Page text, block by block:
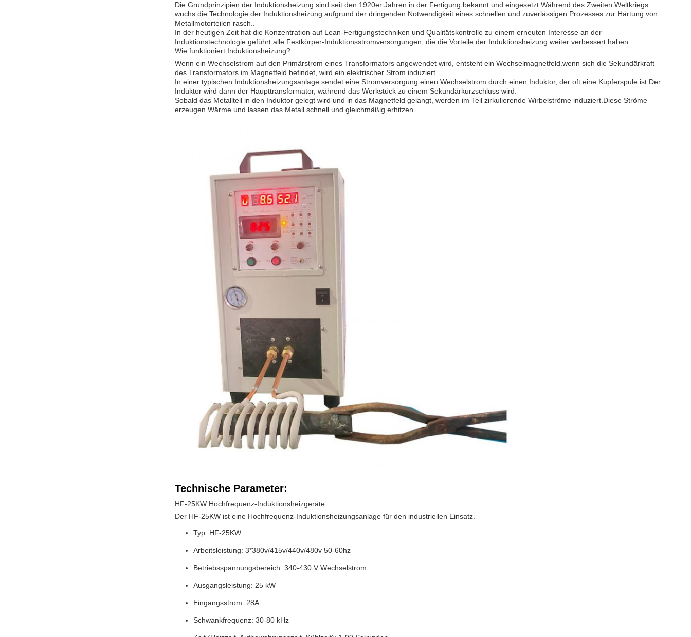
Die Grundprinzipien der Induktionsheizung sind seit den 1920er Jahren in der Fertigung bekannt und eingesetzt.Während des Zweiten Weltkriegs
wuchs die Technologie der Induktionsheizung aufgrund der dringenden Notwendigkeit eines schnellen und zuverlässigen Prozesses zur Härtung von
Metallmotorteilen rasch..
In der heutigen Zeit hat die Konzentration auf Lean-Fertigungstechniken und Qualitätskontrolle zu einem erneuten Interesse an der
Induktionstechnologie geführt.alle Festkörper-Induktionsstromversorgungen, die die Vorteile der Induktionsheizung weiter verbessert haben.
Wie funktioniert Induktionsheizung?
Wenn ein Wechselstrom auf den Primärstrom eines Transformators angewendet wird, entsteht ein Wechselmagnetfeld.wenn sich die Sekundärkraft
des Transformators im Magnetfeld befindet, wird ein elektrischer Strom induziert.
In einer typischen Induktionsheizungsanlage sendet eine Stromversorgung einen Wechselstrom durch einen Induktor, der oft eine Kupferspule ist.Der
Induktor wird dann der Haupttransformator, während das Werkstück zu einem Sekundärkurzschluss wird.
Sobald das Metallteil in den Induktor gelegt wird und in das Magnetfeld gelangt, werden im Teil zirkulierende Wirbelströme induziert.Diese Ströme
erzeugen Wärme und lassen das Metall schnell und gleichmäßig erhitzen.
Technische Parameter:
HF-25KW Hochfrequenz-Induktionsheizgeräte
Der HF-25KW ist eine Hochfrequenz-Induktionsheizungsanlage für den industriellen Einsatz.
Typ: HF-25KW
Arbeitsleistung: 3*380v/415v/440v/480v 50-60hz
Betriebsspannungsbereich: 340-430 V Wechselstrom
Ausgangsleistung: 25 kW
Eingangsstrom: 28A
Schwankfrequenz: 30-80 kHz